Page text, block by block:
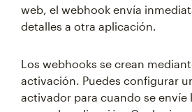
web, el webhook envía
detalles a otra aplicación.
Los webhooks se crean
activación. Puedes configurar
activador para cuando se envíe